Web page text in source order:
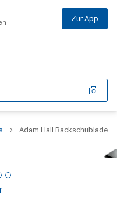
Zur App
Adam Hall Rackschublade